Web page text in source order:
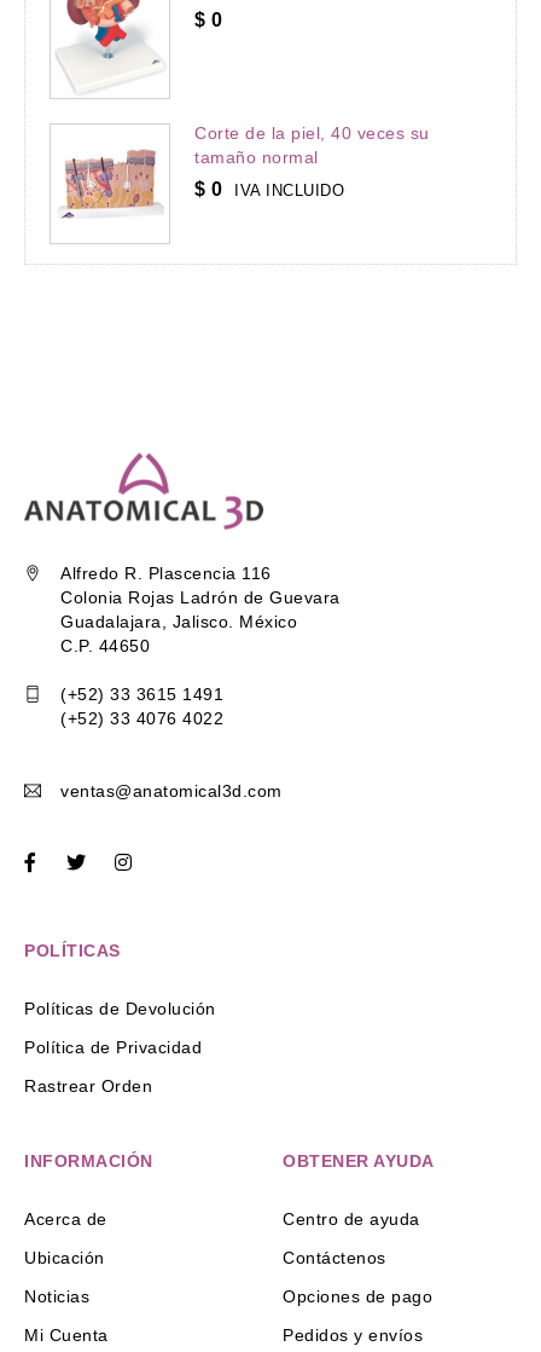
$ 0
Corte de la piel, 40 veces su
tamaño normal
$ 0 IVA INCLUIDO
Alfredo R. Plascencia 116
Colonia Rojas Ladrón de Guevara
Guadalajara, Jalisco. México
C.P. 44650
(+52) 33 3615 1491
(+52) 33 4076 4022
ventas@anatomical3d.com
POLÍTICAS
Políticas de Devolución
Política de Privacidad
Rastrear Orden
INFORMACIÓN
Acerca de
Ubicación
Noticias
Mi Cuenta
OBTENER AYUDA
Centro de ayuda
Contáctenos
Opciones de pago
Pedidos y envíos